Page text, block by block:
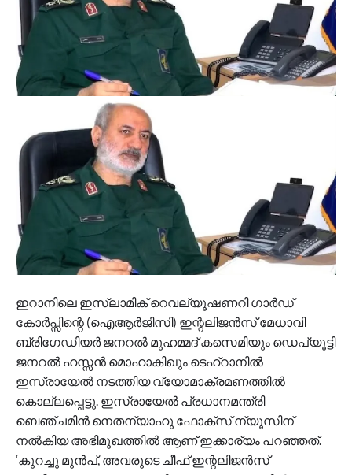
ഇറാനിലെ ഇസ്ലാമിക് റെവല്യൂഷണറി ഗാർഡ്
കോർപ്സിന്റെ (ഐആർജിസി) ഇന്റലിജൻസ് മേധാവി
ബ്രിഗേഡിയർ ജനറൽ മുഹമ്മദ് കസെമിയും ഡെപ്യൂട്ടി
ജനറൽ ഹസ്സൻ മൊഹാകിഖും ടെഹ്‌റാനിൽ
ഇസ്രായേൽ നടത്തിയ വ്യോമാക്രമണത്തിൽ
കൊല്ലപ്പെട്ടു. ഇസ്രായേൽ പ്രധാനമന്ത്രി
ബെഞ്ചമിൻ നെതന്യാഹു ഫോക്സ് ന്യൂസിന്
നൽകിയ അഭിമുഖത്തിൽ ആണ് ഇക്കാര്യം പറഞ്ഞത്.
‘കുറച്ചു മുൻപ്, അവരുടെ ചീഫ് ഇന്റലിജൻസ്